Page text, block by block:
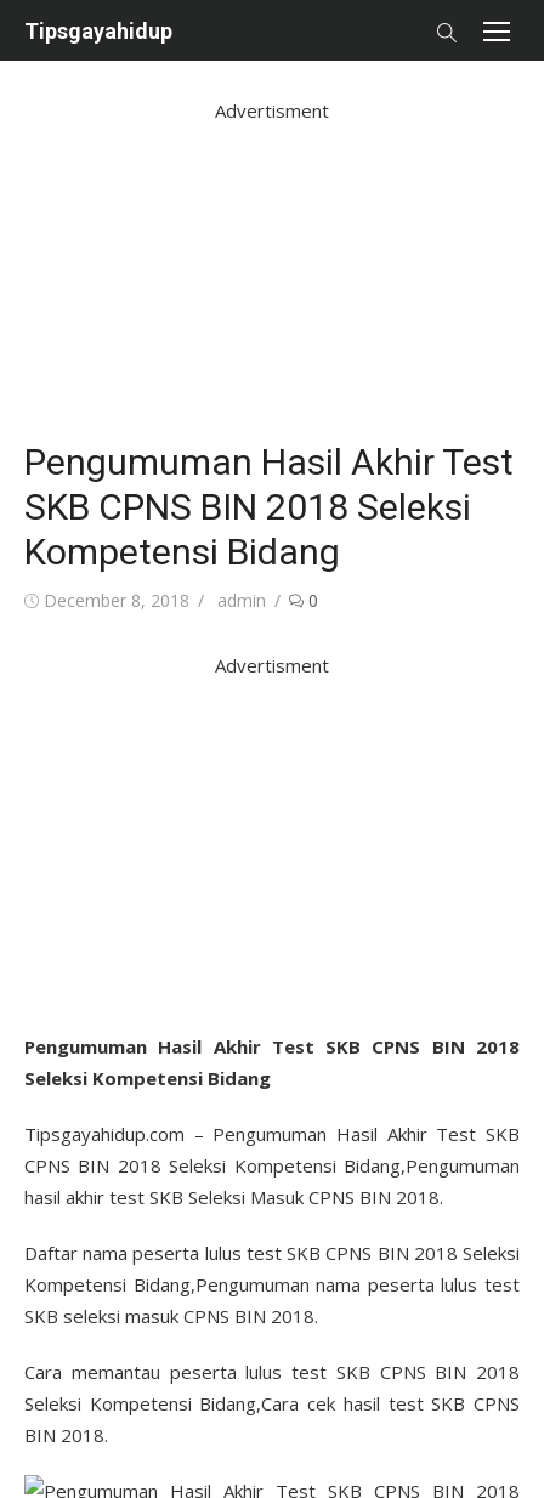
Tipsgayahidup
Advertisment
Pengumuman Hasil Akhir Test
SKB CPNS BIN 2018 Seleksi
Kompetensi Bidang
Posted
December 8, 2018 Author
admin 0
Advertisment
Pengumuman Hasil Akhir Test SKB CPNS BIN 2018
Seleksi Kompetensi Bidang
Tipsgayahidup.com – Pengumuman Hasil Akhir Test SKB
CPNS BIN 2018 Seleksi Kompetensi Bidang,Pengumuman
hasil akhir test SKB Seleksi Masuk CPNS BIN 2018.
Daftar nama peserta lulus test SKB CPNS BIN 2018 Seleksi
Kompetensi Bidang,Pengumuman nama peserta lulus test
SKB seleksi masuk CPNS BIN 2018.
Cara memantau peserta lulus test SKB CPNS BIN 2018
Seleksi Kompetensi Bidang,Cara cek hasil test SKB CPNS
BIN 2018.